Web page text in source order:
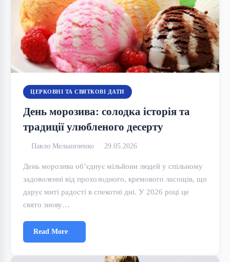
ЦЕРКОВНІ ТА СВЯТКОВІ ДАТИ
День морозива: солодка історія та
традиції улюбленого десерту
Павло Мельниченко 29.05.2026
День морозива об’єднує мільйони людей у спільному
задоволенні від прохолодного, кремового ласощів, що
дарує миті радості в спекотні дні. У 2026 році це
свято знову…
Read More